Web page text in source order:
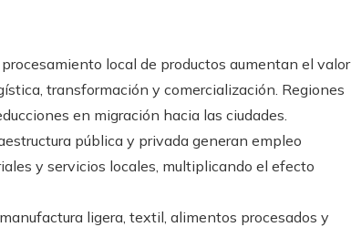
local de productos aumentan el valor
transformación y comercialización. Regiones
en migración hacia las ciudades.
pública y privada generan empleo
y servicios locales, multiplicando el efecto
ligera, textil, alimentos procesados y